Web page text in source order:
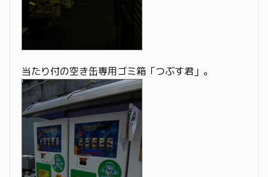
当たり付の空き缶専用ゴミ箱「つぶす君」。